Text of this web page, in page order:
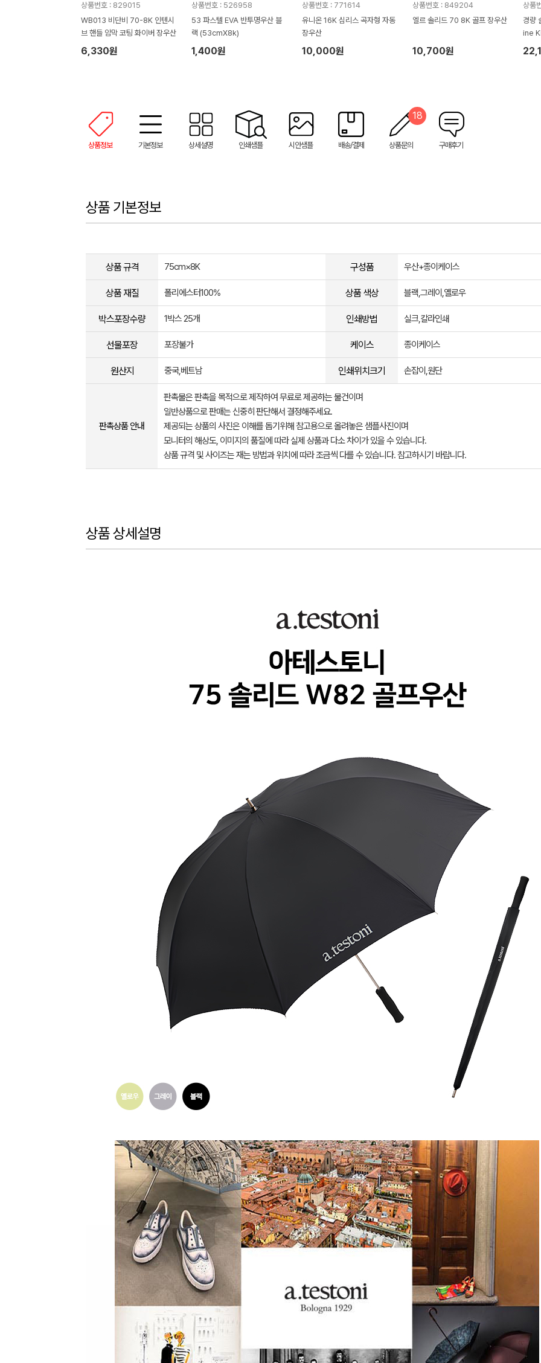
상품번호 : 829015
WB013 비단비 70-8K 인텐시
브 핸들 암막 코팅 화이버 장우산
6,330원
상품번호 : 526958
53 파스텔 EVA 반투명우산 블
랙 (53cmX8k)
1,400원
상품번호 : 771614
유니온 16K 심리스 곡자형 자동
장우산
10,000원
상품번호 : 849204
엘르 솔리드 70 8K 골프 장우산
10,700원
상품
경량
ine
상품정보 기본정보 상세설명 인쇄샘플 시안샘플 배송/결제 상품문의
18
구매후기
상품 기본정보
상품 규격 75cm×8K 구성품 우산+종이케이스
상품 재질 폴리에스터100% 상품 색상 블랙,그레이,옐로우
박스포장수량 1박스 25개 인쇄방법 실크,칼라인쇄
선물포장 포장불가 케이스 종이케이스
원산지 중국,베트남 인쇄위치크기 손잡이,원단
판촉상품 안내
판촉물은 판촉을 목적으로 제작하여 무료로 제공하는 물건이며
일반상품으로 판매는 신중히 판단해서 결정해주세요.
제공되는 상품의 사진은 이해를 돕기위해 참고용으로 올려놓은 샘플사진이며
모니터의 해상도, 이미지의 품질에 따라 실제 상품과 다소 차이가 있을 수 있습니다.
상품 규격 및 사이즈는 재는 방법과 위치에 따라 조금씩 다를 수 있습니다. 참고하시기 바랍니다.
상품 상세설명